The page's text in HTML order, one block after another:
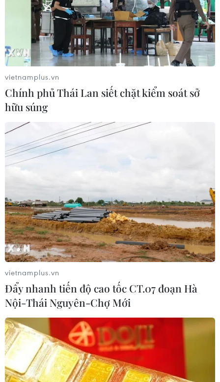
vietnamplus.vn
Chính phủ Thái Lan siết chặt kiểm soát sở
hữu súng
vietnamplus.vn
Đẩy nhanh tiến độ cao tốc CT.07 đoạn Hà
Nội-Thái Nguyên-Chợ Mới